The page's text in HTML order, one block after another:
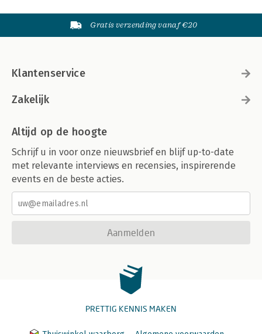
Gratis verzending vanaf €20
Klantenservice
Zakelijk
Altijd op de hoogte
Schrijf u in voor onze nieuwsbrief en blijf up-to-date
met relevante interviews en recensies, inspirerende
events en de beste acties.
Aanmelden
PRETTIG KENNIS MAKEN